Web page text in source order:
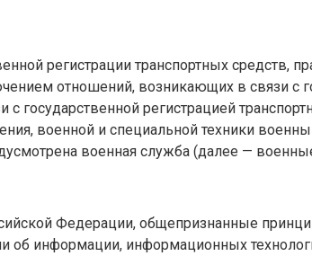
регистрации транспортных средств,
отношений, возникающих в связи с
государственной регистрацией
военной и специальной техники
военная служба (далее —
Федерации, общепризнанные
информации, информационных